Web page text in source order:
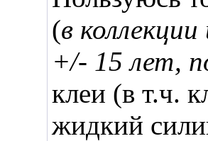
(в
+/- 15 лет,
клеи (в т.ч.
жидкий